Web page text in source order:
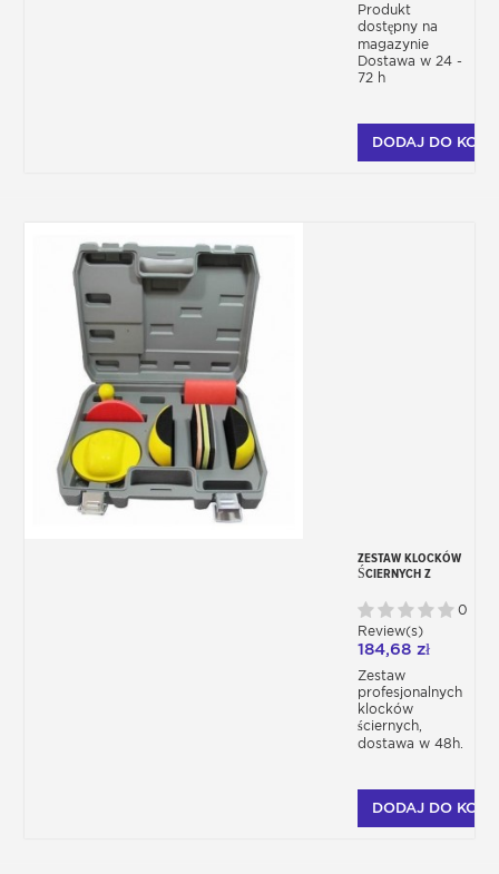
Produkt
dostępny na
magazynie
Dostawa w 24 -
72 h
DODAJ DO
ZESTAW KLOCKÓW
ŚCIERNYCH Z
0
Review(s)
184,68 zł
Zestaw
profesjonalnych
klocków
ściernych,
dostawa w 48h.
DODAJ DO